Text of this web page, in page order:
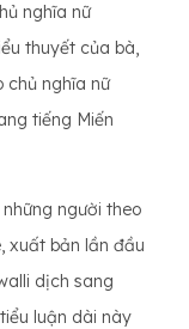
nghĩa nữ
thuyết của bà,
chủ nghĩa nữ
tiếng Miến
người theo
xuất bản lần đầu
dịch sang
luận dài này